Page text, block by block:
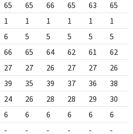
65 65 66 65 63 65
1 1 1 1 1 1
6 5 5 5 5 5
66 65 64 62 61 62
27 27 26 27 27 26
39 35 39 37 36 38
24 26 28 28 29 30
6 6 6 6 6 6
- - - - - -